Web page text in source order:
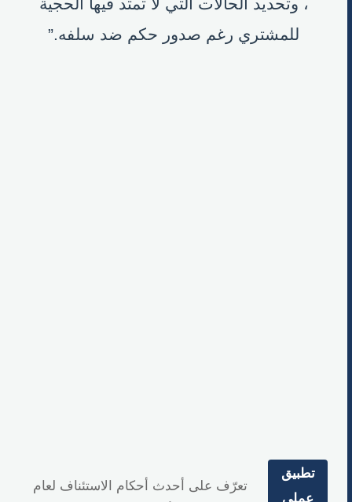
للمشتري رغم صدور حكم ضد سلفه.”
تطبيق
عملي
تعرّف على أحدث أحكام الاستئناف لعام